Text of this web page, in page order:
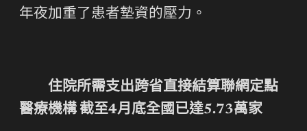
年夜加重了患者墊資的壓力。
住院所需支出跨省直接結算聯網定點
醫療機構 截至4月底全國已達5.73萬家